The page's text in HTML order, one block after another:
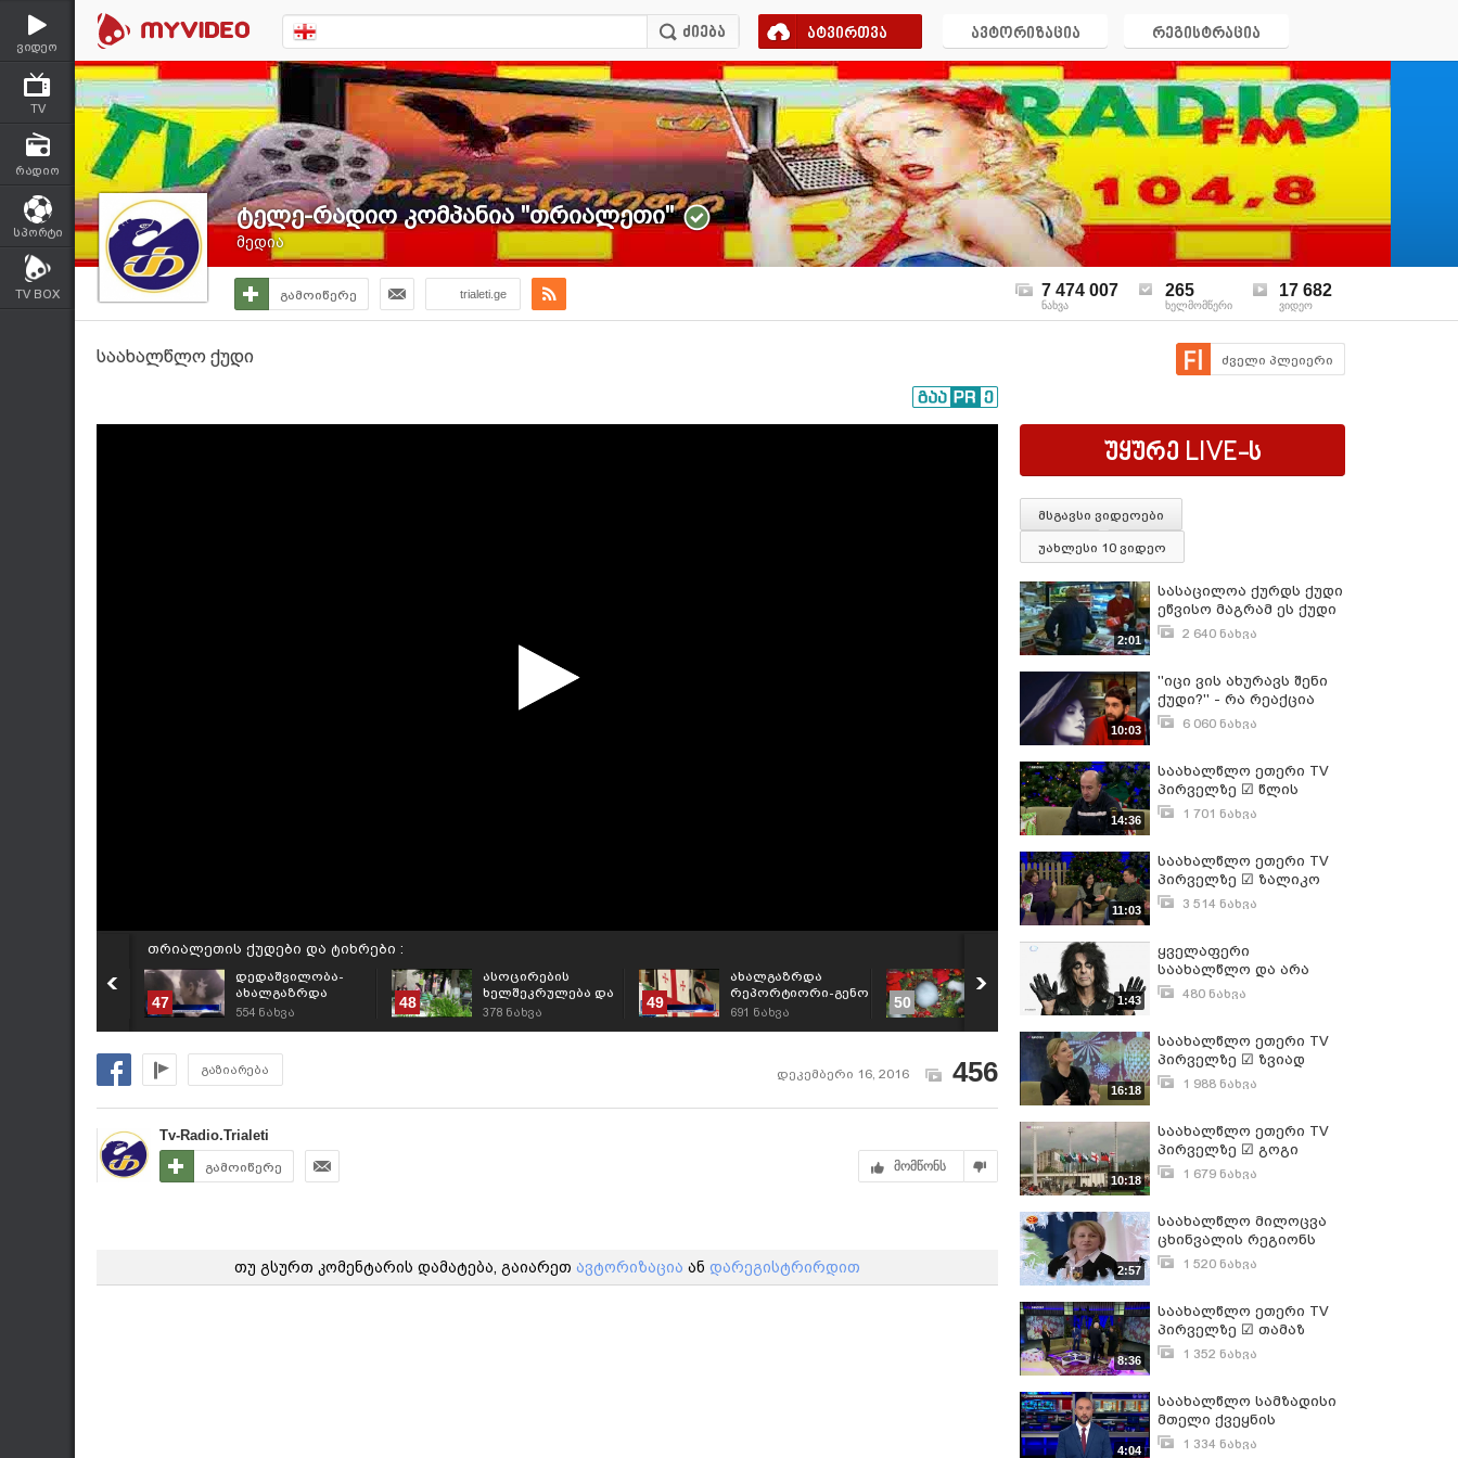
ვიდეო
TV
რადიო
სპორტი
TV BOX
ატვირთვა ავტორიზაცია რეგისტრაცია
ტელე-რადიო კომპანია ''თრიალეთი''
მედია
გამოიწერე trialeti.ge 7 474 007
ნახვა
265
ხელმომწერი
17 682
ვიდეო
საახალწლო ქუდი ძველი პლეიერი
თრიალეთის ქუდები და ტიხრები :
22:30 საათზე
47
დედაშვილობა-
ახალგაზრდა
რეპორტიორი
554 ნახვა
48
ასოცირების
ხელშეკრულება და
ახალგაზრდები-
378 ნახვა
49
ახალგაზრდა
რეპორტიორი-გენო
პეტრიაშვილი
691 ნახვა
50
საახალწლო ქუდი
ნახვა
გაზიარება დეკემბერი 16, 2016 456
Tv-Radio.Trialeti
გამოიწერე მომწონს
თუ გსურთ კომენტარის დამატება, გაიარეთ ავტორიზაცია ან დარეგისტრირდით
უყურე LIVE-ს
მსგავსი ვიდეოები
უახლესი 10 ვიდეო
2:01
სასაცილოა ქურდს ქუდი
ეწვისო მაგრამ ეს ქუდი
არაა2 640 ნახვა
10:03
''იცი ვის ახურავს შენი
ქუდი?'' - რა რეაქცია
ქონდა ჯაბა დიასამიძეს,
მოირგო
6 060 ნახვა
14:36
საახალწლო ეთერი TV
პირველზე ☑ წლის
გმირები - მეხანძრეები
1 701 ნახვა
11:03
საახალწლო ეთერი TV
პირველზე ☑ ზალიკო
ბერგერი საახალწლო
3 514 ნახვა
1:43
ყველაფერი
საახალწლო და არა
მხოლოდ საახალწლო
480 ნახვა
16:18
საახალწლო ეთერი TV
პირველზე ☑ ზვიად
ძიძიგური საახალწლო
1 988 ნახვა
10:18
საახალწლო ეთერი TV
პირველზე ☑ გოგი
წულაია საახალწლო
1 679 ნახვა
2:57
საახალწლო მილოცვა
ცხინვალის რეგიონს
(საახალწლო გადაცემა
1 520 ნახვა
8:36
საახალწლო ეთერი TV
პირველზე ☑ თამაზ
მეჭიაური საახალწლო
1 352 ნახვა
4:04
საახალწლო სამზადისი
მთელი ქვეყნის
მასშტაბით აქტიურ
1 334 ნახვა